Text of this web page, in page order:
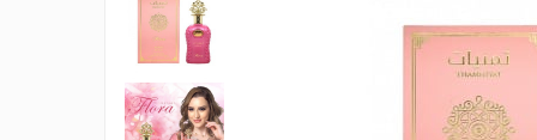
Parfumuri Arabesti